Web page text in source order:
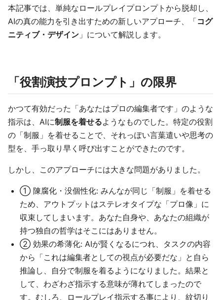
本記事では、単純なロールプレイプロンプトから脱却し、
AIの真の能力を引き出すための新しいアプローチ、「コグ
ニティブ・デザイン 」について解説します。
「役割演技プロンプト」の限界
かつて有効だった「あなたはプロの編集者です」のような
指示は、AIに制服を着せるようなものでした。特定の役割
の「制服」を着せることで、それっぽい言葉遣いや思考の
型を、手っ取り早く呼び出すことができたのです。
しかし、このアプローチには大きな問題がありました。
① 陳腐化・没個性化: みんなが同じ「制服」を着せる
ため、アウトプットはステレオタイプな「プロ像」に
収束してしまいます。あなた自身や、あなたの組織が
持つ独自の哲学はそこにはありません。
② 効果の希薄化: AIが賢くなるにつれ、タスクの内容
から「これは編集者としての視点が必要だな」と自ら
推論し、自分で制服を着るようになりました。結果と
して、わざわざ指示する意味が薄れてしまったので
す。むしろ、ロールプレイ指示する事により、紋切り